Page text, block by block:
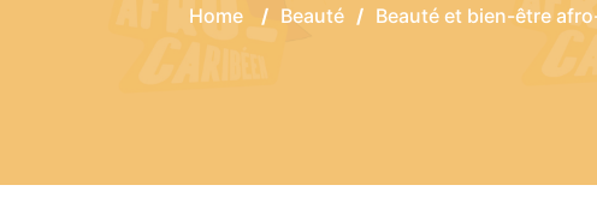
Home / Beauté / Beauté et bien-être